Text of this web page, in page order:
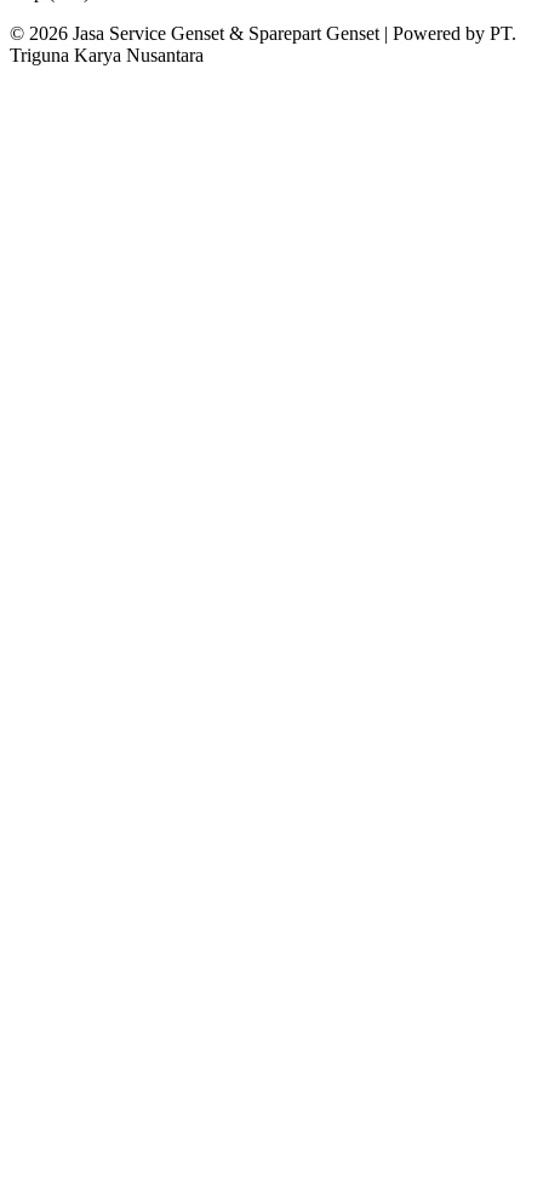
© 2026 Jasa Service Genset & Sparepart Genset | Powered by PT.
Triguna Karya Nusantara